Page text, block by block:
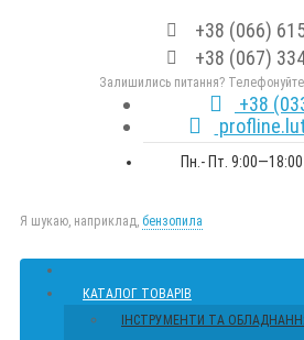
+38 (066)
+38 (067)
Залишились питання?
+38
Пн.- Пт.
Я шукаю, наприклад, бензопила
КАТАЛОГ ТОВАРІВ
ІНСТРУМЕНТИ ТА